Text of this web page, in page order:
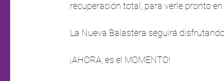
recuperación total, para verle pronto en
La Nueva Balastera seguirá
¡AHORA, es el MOMENTO!